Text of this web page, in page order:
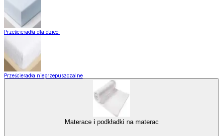
Prześcieradła dla dzieci
Prześcieradła nieprzepuszczalne
Materace i podkładki na materac